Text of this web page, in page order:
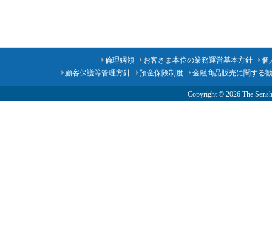
倫理綱領 お客さま本位の業務運営基本方針
個
顧客保護等管理方針
預金保険制度 金融商品販売に関する
Copyright © 2026 The